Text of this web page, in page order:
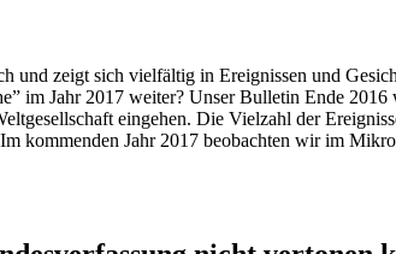
und zeigt sich vielfältig in Ereignissen und
im Jahr 2017 weiter? Unser Bulletin Ende 2016
eingehen. Die Vielzahl der
kommenden Jahr 2017 beobachten wir im